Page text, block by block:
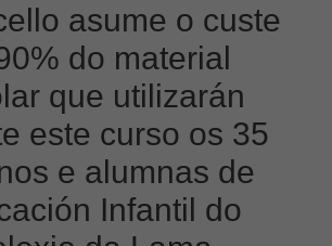
asume o custe
do material
que utilizarán
este curso os 35
e alumnas de
Infantil do